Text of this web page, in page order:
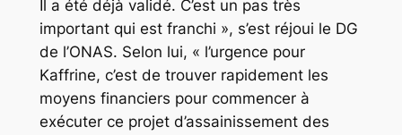
Il a été déjà validé. C’est un pas très
important qui est franchi », s’est réjoui le DG
de l’ONAS. Selon lui, « l’urgence pour
Kaffrine, c’est de trouver rapidement les
moyens financiers pour commencer à
exécuter ce projet d’assainissement des